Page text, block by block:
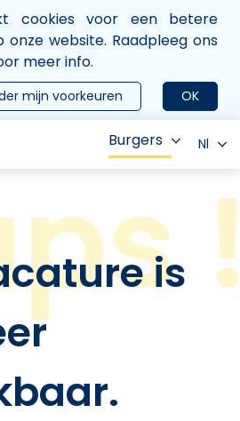
cookies voor een betere
onze website. Raadpleeg ons
meer info.
OK
mijn voorkeuren
Burgers Nl
is